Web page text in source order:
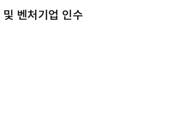
벤처기업 인수